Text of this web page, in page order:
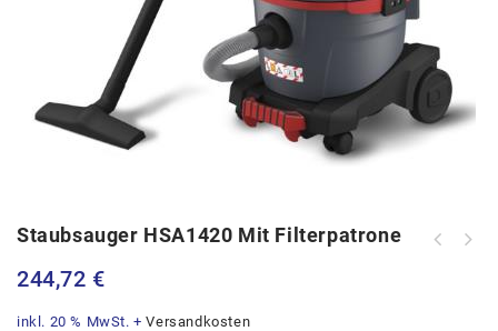
Staubsauger HSA1420 Mit Filterpatrone
244,72 €
inkl. 20 % MwSt. +Versandkosten